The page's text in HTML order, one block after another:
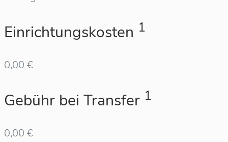
Einrichtungskosten 1
0,00 €
Gebühr bei Transfer 1
0,00 €